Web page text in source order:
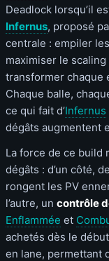
Deadlock lorsqu’il
Infernus, proposé
centrale : empiler
maximiser le scaling
transformer chaque
Chaque balle,
ce qui fait d’Infernus
dégâts augmentent
La force de ce build
dégâts : d’un côté,
rongent les PV
l’autre, un contrôle
Enflammée et
achetés dès le
en lane, permettant